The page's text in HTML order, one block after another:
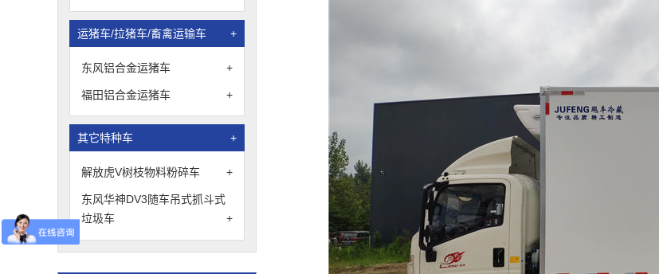
运猪车/拉猪车/畜禽运输车 +
东风铝合金运猪车 +
福田铝合金运猪车 +
其它特种车 +
解放虎V树枝物料粉碎车 +
东风华神DV3随车吊式抓斗式
垃圾车
+